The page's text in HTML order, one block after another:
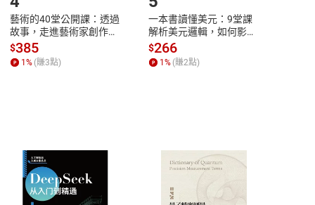
藝術的40堂公開課：透過
故事，走進藝術家創作現
場，看藝術如何誕生、如
何形塑人類生活【電子
書】
$385
1% (賺3點)
一本書讀懂美元：9堂課
解析美元邏輯，如何影響
全球經濟和每個人的投資
【電子書】
$266
1% (賺2點)